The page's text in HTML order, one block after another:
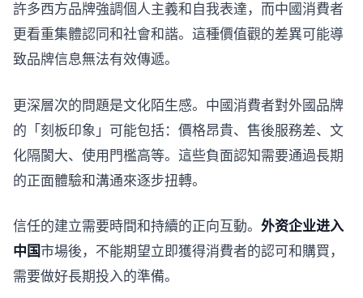
許多西方品牌強調個人主義和自我表達，而中國消費者
更看重集體認同和社會和諧。這種價值觀的差異可能導
致品牌信息無法有效傳遞。
更深層次的問題是文化陌生感。中國消費者對外國品牌
的「刻板印象」可能包括：價格昂貴、售後服務差、文
化隔閡大、使用門檻高等。這些負面認知需要通過長期
的正面體驗和溝通來逐步扭轉。
信任的建立需要時間和持續的正向互動。 外资企业进入
中国市場後，不能期望立即獲得消費者的認可和購買，
需要做好長期投入的準備。